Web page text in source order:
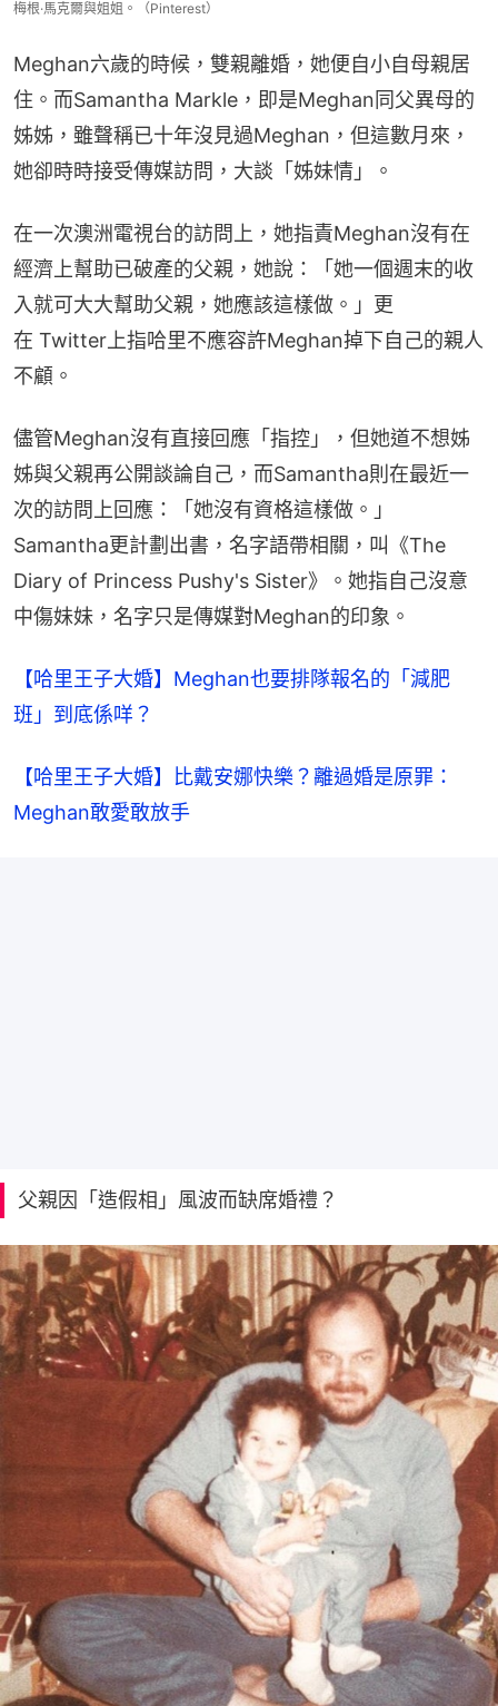
梅根·馬克爾與姐姐。（Pinterest）
Meghan六歲的時候，雙親離婚，她便自小自母親居
住。而Samantha Markle，即是Meghan同父異母的
姊姊，雖聲稱已十年沒見過Meghan，但這數月來，
她卻時時接受傳媒訪問，大談「姊妹情」。
在一次澳洲電視台的訪問上，她指責Meghan沒有在
經濟上幫助已破產的父親，她說：「她一個週末的收
入就可大大幫助父親，她應該這樣做。」更
在 Twitter上指哈里不應容許Meghan掉下自己的親人
不顧。
儘管Meghan沒有直接回應「指控」，但她道不想姊
姊與父親再公開談論自己，而Samantha則在最近一
次的訪問上回應：「她沒有資格這樣做。」
Samantha更計劃出書，名字語帶相關，叫《The
Diary of Princess Pushy's Sister》。她指自己沒意
中傷妹妹，名字只是傳媒對Meghan的印象。
【哈里王子大婚】Meghan也要排隊報名的「減肥
班」到底係咩？
【哈里王子大婚】比戴安娜快樂？離過婚是原罪：
Meghan敢愛敢放手
父親因「造假相」風波而缺席婚禮？